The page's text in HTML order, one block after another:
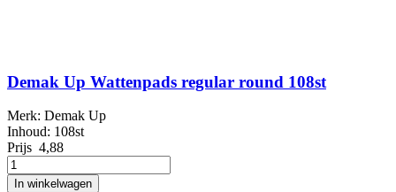
Demak Up Wattenpads regular round 108st
Merk: Demak Up
Inhoud: 108st
Prijs 4,88
In winkelwagen